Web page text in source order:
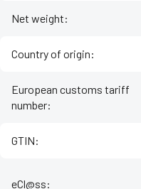
Net weight:
Country of origin:
European customs tariff
number:
GTIN:
eCl@ss: